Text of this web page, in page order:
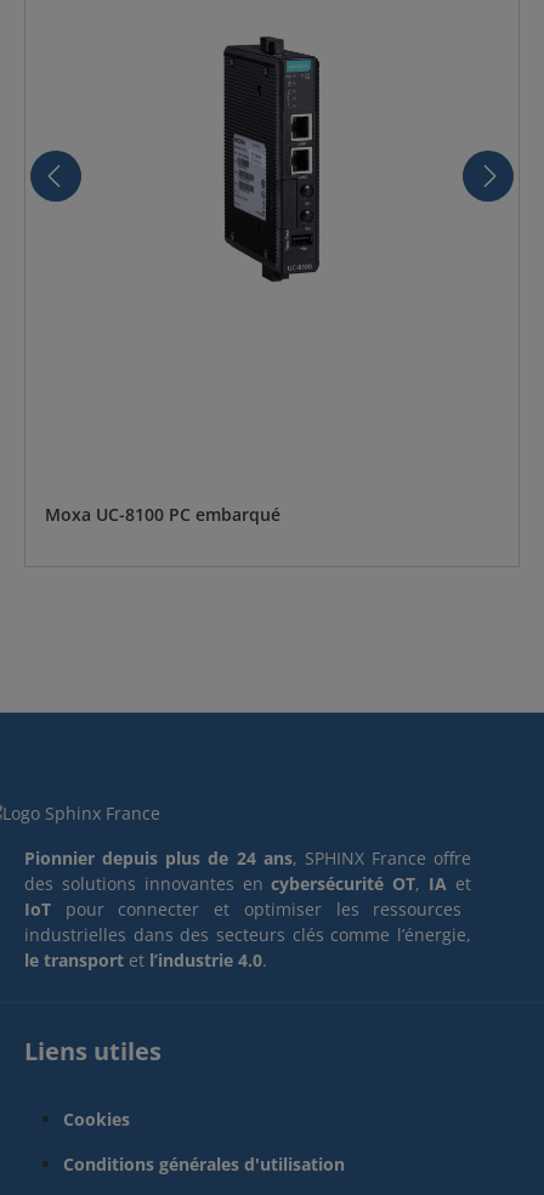
Moxa UC-8100 PC embarqué
Pionnier depuis plus de 24 ans, SPHINX France offre
des solutions innovantes encybersécurité OT, IA et
IoT pour connecter et optimiser les ressources
industrielles dans des secteurs clés comme l’énergie,
le transport et l’industrie 4.0.
Liens utiles
Cookies
Conditions générales d'utilisation